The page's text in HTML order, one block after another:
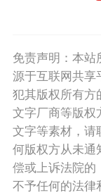
免责声明：本
源于互联网共享
犯其版权所有方
文字厂商等版权
文字等素材，请
何版权方从未通
偿或上诉法院的
不予任何的法律